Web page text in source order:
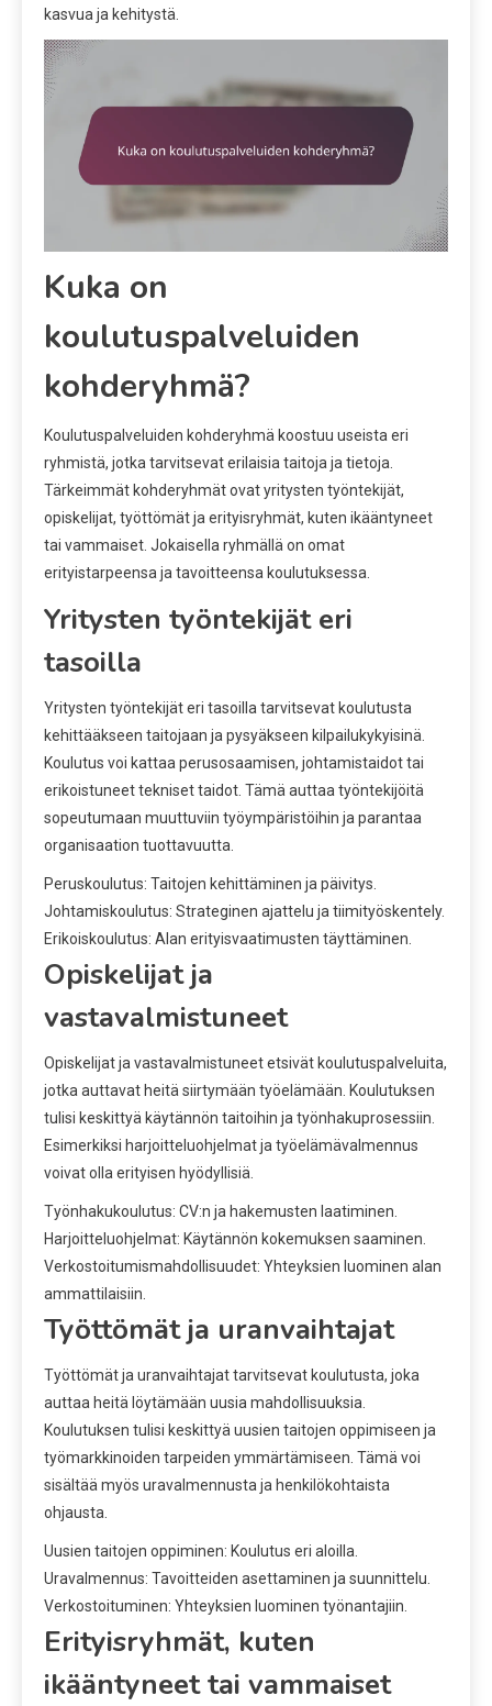
kasvua ja kehitystä.
Kuka on
koulutuspalveluiden
kohderyhmä?
Koulutuspalveluiden kohderyhmä koostuu useista eri
ryhmistä, jotka tarvitsevat erilaisia taitoja ja tietoja.
Tärkeimmät kohderyhmät ovat yritysten työntekijät,
opiskelijat, työttömät ja erityisryhmät, kuten ikääntyneet
tai vammaiset. Jokaisella ryhmällä on omat
erityistarpeensa ja tavoitteensa koulutuksessa.
Yritysten työntekijät eri
tasoilla
Yritysten työntekijät eri tasoilla tarvitsevat koulutusta
kehittääkseen taitojaan ja pysyäkseen kilpailukykyisinä.
Koulutus voi kattaa perusosaamisen, johtamistaidot tai
erikoistuneet tekniset taidot. Tämä auttaa työntekijöitä
sopeutumaan muuttuviin työympäristöihin ja parantaa
organisaation tuottavuutta.
Peruskoulutus: Taitojen kehittäminen ja päivitys.
Johtamiskoulutus: Strateginen ajattelu ja tiimityöskentely.
Erikoiskoulutus: Alan erityisvaatimusten täyttäminen.
Opiskelijat ja
vastavalmistuneet
Opiskelijat ja vastavalmistuneet etsivät koulutuspalveluita,
jotka auttavat heitä siirtymään työelämään. Koulutuksen
tulisi keskittyä käytännön taitoihin ja työnhakuprosessiin.
Esimerkiksi harjoitteluohjelmat ja työelämävalmennus
voivat olla erityisen hyödyllisiä.
Työnhakukoulutus: CV:n ja hakemusten laatiminen.
Harjoitteluohjelmat: Käytännön kokemuksen saaminen.
Verkostoitumismahdollisuudet: Yhteyksien luominen alan
ammattilaisiin.
Työttömät ja uranvaihtajat
Työttömät ja uranvaihtajat tarvitsevat koulutusta, joka
auttaa heitä löytämään uusia mahdollisuuksia.
Koulutuksen tulisi keskittyä uusien taitojen oppimiseen ja
työmarkkinoiden tarpeiden ymmärtämiseen. Tämä voi
sisältää myös uravalmennusta ja henkilökohtaista
ohjausta.
Uusien taitojen oppiminen: Koulutus eri aloilla.
Uravalmennus: Tavoitteiden asettaminen ja suunnittelu.
Verkostoituminen: Yhteyksien luominen työnantajiin.
Erityisryhmät, kuten
ikääntyneet tai vammaiset